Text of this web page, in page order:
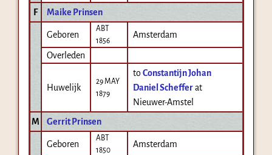
F
Maike Prinsen
Geboren
ABT
1856
Amsterdam
Overleden
Huwelijk
29 MAY
1879
toConstantijn Johan
Daniel Scheffer at
Nieuwer-Amstel
M
Gerrit Prinsen
Geboren
ABT
1850
Amsterdam